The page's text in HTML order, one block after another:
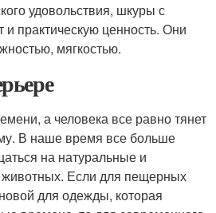
удовольствия, шкуры с
практическую ценность. Они
мягкостью.
а человека все равно тянет
В наше время все больше
на натуральные и
Если для пещерных
для одежды, которая